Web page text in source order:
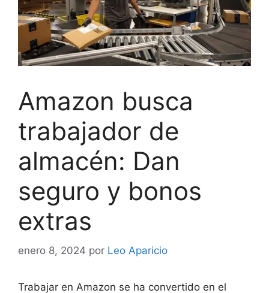
Amazon busca
trabajador de
almacén: Dan
seguro y bonos
extras
enero 8, 2024 por Leo Aparicio
Trabajar en Amazon se ha convertido en el